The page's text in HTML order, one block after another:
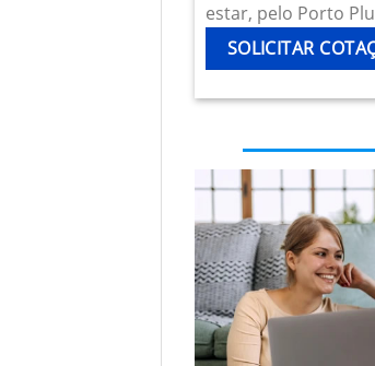
estar, pelo Porto
SOLICITAR